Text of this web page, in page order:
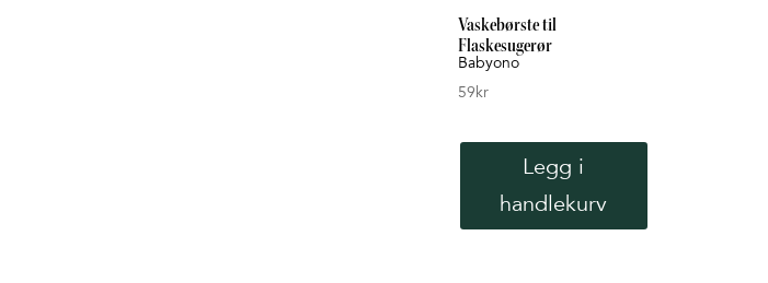
Vaskebørste til
Flaskesugerør
Babyono
59kr
Legg i
handlekurv